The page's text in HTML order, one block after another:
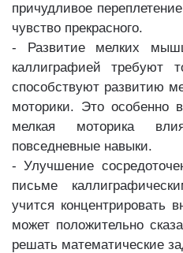
причудливое
чувство прекрасного.
- Развитие мелких
каллиграфией требуют
способствуют развитию
моторики. Это особенно
мелкая моторика
повседневные навыки.
- Улучшение
письме
учится концентрировать
может положительно
решать математические